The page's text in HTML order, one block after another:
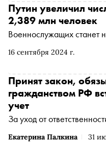
16 сентября 2024 г.
Путин увеличил
2,389 млн человек
Военнослужащих станет
Екатерина Палкина 31
Принят закон,
гражданством РФ
учет
За уход от